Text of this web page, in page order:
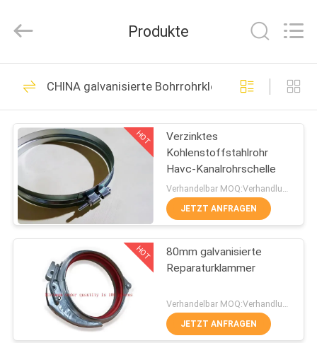
HEIM
PRODUKTE
ÜBER
UNS
WERKSBESICHTIGUNG
QUALITÄTSKONTROLLE
KONTAKT
CO.,LTD.
188
galvanisierte
Bohrrohrklemme
152
Produkte
CHINA galvanisierte Bohrrohrklemme
HOT
Verzinktes
Kohlenstoffstahlrohr
Havc-Kanalrohrschelle
Verhandelbar MOQ:Verhandlung
JETZT ANFRAGEN
HOT
80mm galvanisierte
Reparaturklammer
JETZT ANFRAGEN